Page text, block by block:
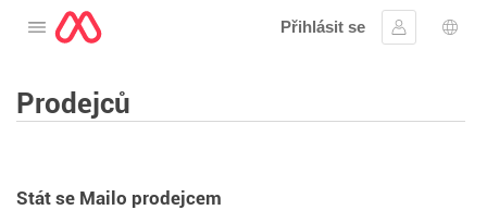
Otevřete nabídku
Přihlásit se
Přihlásit se
Prodejců
Stát se Mailo prodejcem